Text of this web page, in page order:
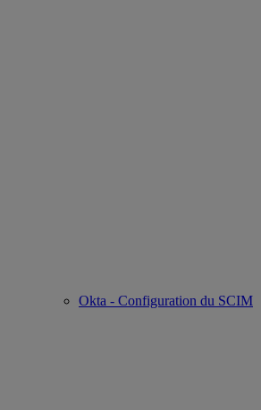
Okta - Configuration du SCIM